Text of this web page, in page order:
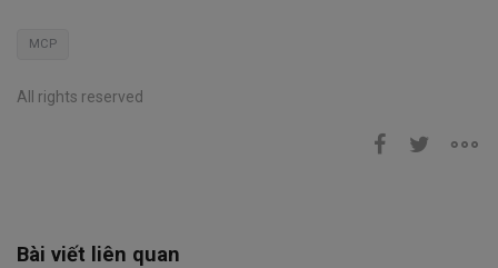
MCP
All rights reserved
Bài viết liên quan